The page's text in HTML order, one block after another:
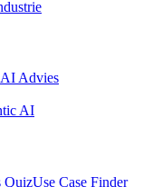
AI Advies
AI
QuizUse Case Finder